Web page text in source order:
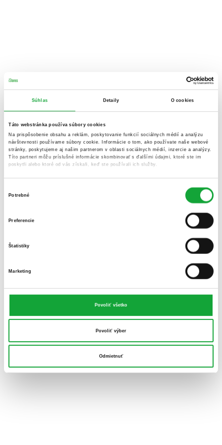
Súhlas Detaily O cookies
Táto webstránka používa súbory cookies
Na prispôsobenie obsahu a reklám, poskytovanie funkcií sociálnych médií a analýzu
návštevnosti používame súbory cookie. Informácie o tom, ako používate naše webové
stránky, poskytujeme aj našim partnerom v oblasti sociálnych médií, inzercie a analýzy.
Títo partneri môžu príslušné informácie skombinovať s ďalšími údajmi, ktoré ste im
poskytli alebo ktoré od vás získali, keď ste používali ich služby.
Potrebné
Preferencie
Štatistiky
Marketing
Povoliť všetko
Povoliť výber
Odmietnuť